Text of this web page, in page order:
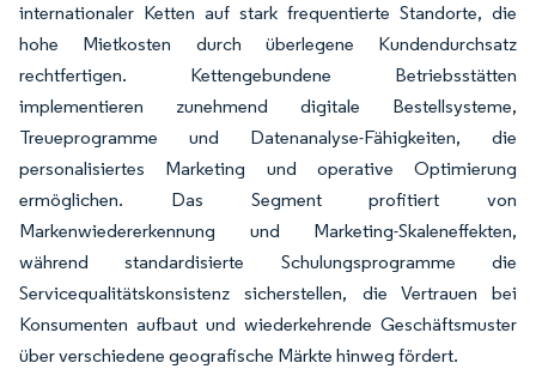
internationaler Ketten auf stark frequentierte Standorte, die
hohe Mietkosten durch überlegene Kundendurchsatz
rechtfertigen. Kettengebundene Betriebsstätten
implementieren zunehmend digitale Bestellsysteme,
Treueprogramme und Datenanalyse-Fähigkeiten, die
personalisiertes Marketing und operative Optimierung
ermöglichen. Das Segment profitiert von
Markenwiedererkennung und Marketing-Skaleneffekten,
während standardisierte Schulungsprogramme die
Servicequalitätskonsistenz sicherstellen, die Vertrauen bei
Konsumenten aufbaut und wiederkehrende Geschäftsmuster
über verschiedene geografische Märkte hinweg fördert.